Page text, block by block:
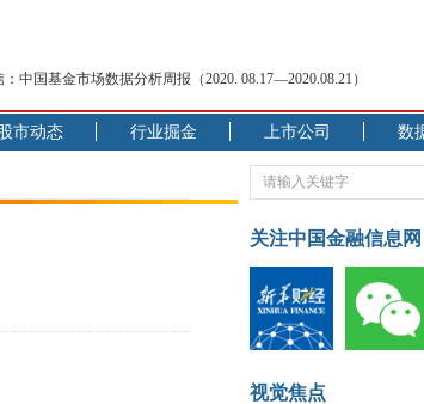
中国基金市场数据分析周报（2020. 08.17—2020.08.21）
疫情下，新加坡旅游业步履维艰
：疫情下的香港零售业如何浴火重生？
】疫情下一家香港传统零售商的转型突围之旅
：中国基金市场数据分析周报（2020. 07.27—2020.07.31）
经调查】同业存单、结构性存款玩起“跷跷板” 结构性失衡藏
市场净投放300亿元 短端资金利率明显下行
股市双轮冲击 债市回调十年期债表现最弱
：北斗收官之星发射成功，全产业链解析
股市动态 行业掘金 上市公司 数
关注中国金融信息网
视觉焦点